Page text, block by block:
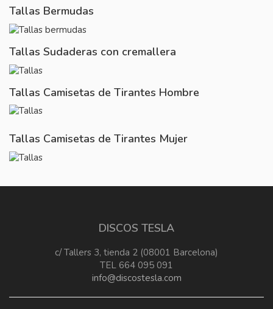
Tallas Bermudas
Tallas Sudaderas con cremallera
Tallas Camisetas de Tirantes Hombre
Tallas Camisetas de Tirantes Mujer
DISCOS TESLA
c/ Tallers 3, tienda 2 (08001 Barcelona)
TEL 664 095 091
info@discostesla.com